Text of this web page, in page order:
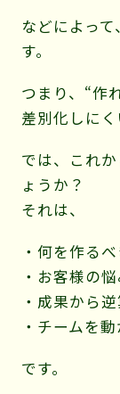
などによっ
す。
つまり、“作
差別化しにく
では、これ
ょうか？
それは、
・何を作る
・お客様の
・成果から
・チームを
です。